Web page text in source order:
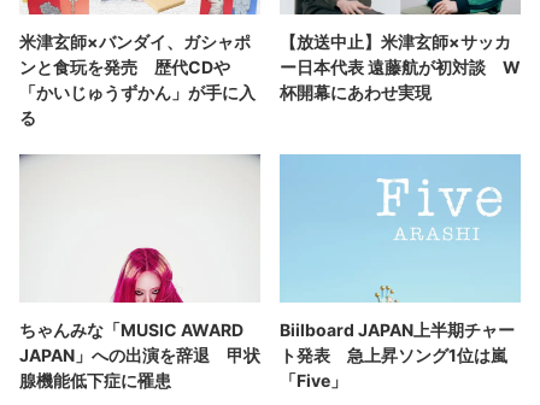
米津玄師×バンダイ、ガシャポ
ンと食玩を発売 歴代CDや
「かいじゅうずかん」が手に入
る
【放送中止】米津玄師×サッカ
ー日本代表 遠藤航が初対談 W
杯開幕にあわせ実現
ちゃんみな「MUSIC AWARD
JAPAN」への出演を辞退 甲状
腺機能低下症に罹患
Biilboard JAPAN上半期チャー
ト発表 急上昇ソング1位は嵐
「Five」